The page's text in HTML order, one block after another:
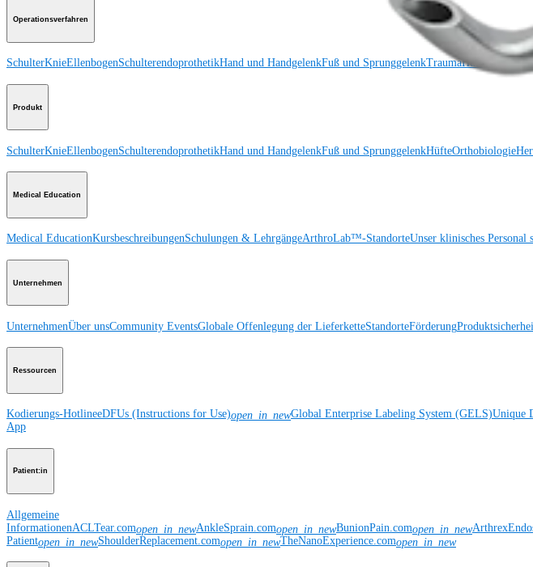
Operationsverfahren
SchulterKnieEllenbogenSchulterendoprothetikHand und HandgelenkFuß und SprunggelenkTraumaHüfte
Produkt
SchulterKnieEllenbogenSchulterendoprothetikHand und HandgelenkFuß und SprunggelenkHüfteOrthobiologie
Medical Education
Medical EducationKursbeschreibungenSchulungen & LehrgängeArthroLab™-StandorteUnser klinisches Personal
Unternehmen
UnternehmenÜber unsCommunity EventsGlobale Offenlegung der LieferketteStandorteFörderung
Ressourcen
Kodierungs-HotlineeDFUs (Instructions for Use)open_in_newGlobal Enterprise Labeling System (GELS)Unique
App
Patient:in
Allgemeine
InformationenACLTear.comopen_in_newAnkleSprain.comopen_in_newBunionPain.comopen_in_new
Patientopen_in_newShoulderReplacement.comopen_in_newTheNanoExperience.comopen_in_new